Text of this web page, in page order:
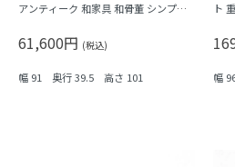
アンティーク 和家具 和骨董 シンプル
61,600円 (税込)
幅 91 奥行 39.5 高さ 101
ト
木
幅